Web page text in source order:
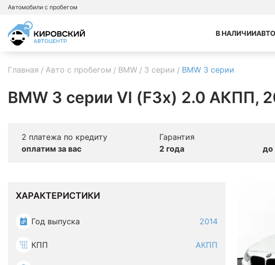
Автомобили с пробегом
В НАЛИЧИИ
Главная Авто с пробегом BMW 3 серии BMW 3 серии
BMW 3 серии VI (F3x) 2.0 АКПП,
2 платежа по кредиту
оплатим за вас
Гарантия
2 года
до
ХАРАКТЕРИСТИКИ
Год выпуска 2014
КПП АКПП